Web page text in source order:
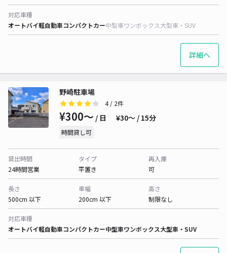
対応車種
オートバイ軽自動車コンパクトカー中型車ワンボックス大型車・SUV
詳細へ
野崎駐車場
4/ 2件
¥300〜 / 日 ¥30〜 / 15分
時間貸し可
貸出時間
24時間営業
タイプ
平置き
再入庫
可
長さ
500cm 以下
車幅
200cm 以下
高さ
制限なし
対応車種
オートバイ軽自動車コンパクトカー中型車ワンボックス大型車・SUV